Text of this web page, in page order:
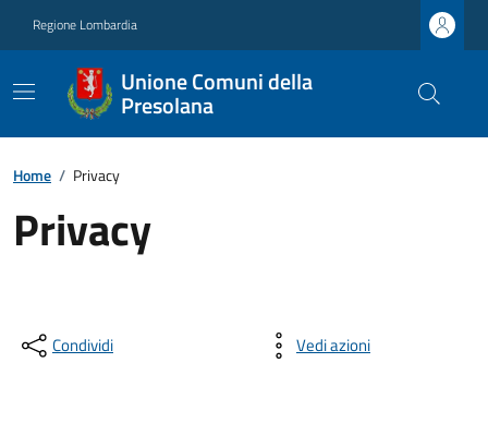
Regione Lombardia
Unione Comuni della
Presolana
Home / Privacy
Privacy
Condividi Vedi azioni